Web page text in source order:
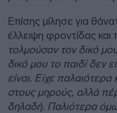
Επίσης μίλησε για
έλλειψη φροντίδας
τολμούσαν τον δικό
δικό μου το παιδί δεν
είναι. Είχε
στους μηρούς, αλλά
δηλαδή. Παλιότερα